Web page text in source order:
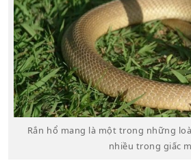
Rắn hổ mang là một trong những
nhiều trong giấc